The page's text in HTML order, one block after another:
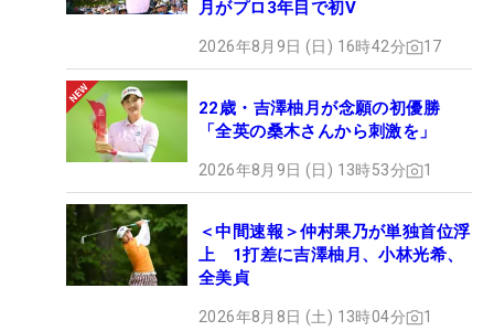
月がプロ3年目で初V
2026年8月9日 (日) 16時42分 17
22歳・吉澤柚月が念願の初優勝
「全英の桑木さんから刺激を」
2026年8月9日 (日) 13時53分 1
＜中間速報＞仲村果乃が単独首位浮
上 1打差に吉澤柚月、小林光希、
全美貞
2026年8月8日 (土) 13時04分 1